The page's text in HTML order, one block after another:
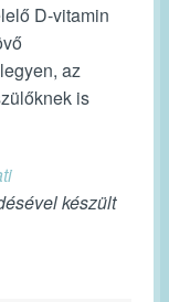
D-vitamin
az
is
készült